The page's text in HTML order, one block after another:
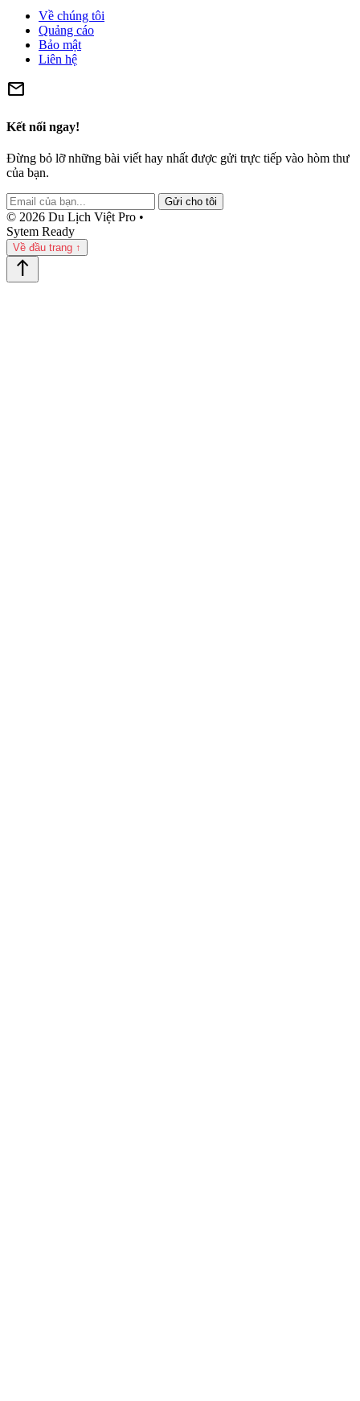
Về chúng tôi
Quảng cáo
Bảo mật
Liên hệ
mail
Kết nối ngay!
Đừng bỏ lỡ những bài viết hay nhất được gửi trực tiếp vào hòm thư
của bạn.
Gửi cho tôi
© 2026 Du Lịch Việt Pro •
Sytem Ready
Về đầu trang ↑
north